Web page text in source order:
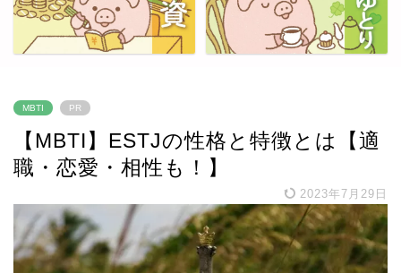
MBTI PR
【MBTI】ESTJの性格と特徴とは【適
職・恋愛・相性も！】
2023年7月29日